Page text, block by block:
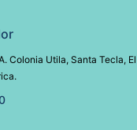
Colonia Utila, Santa Tecla, El